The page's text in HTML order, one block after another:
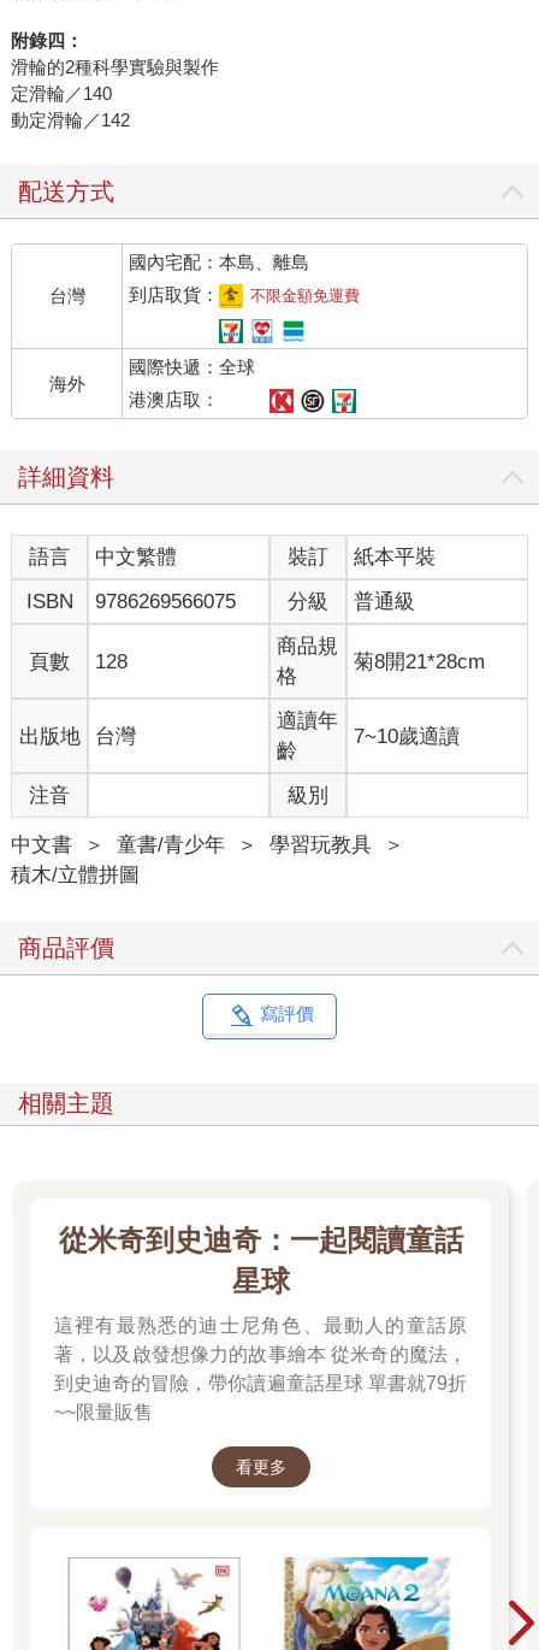
附錄四：
滑輪的2種科學實驗與製作
定滑輪／140
動定滑輪／142
配送方式
台灣
國內宅配：本島、離島
到店取貨：
不限金額免運費
海外
國際快遞：全球
港澳店取：
詳細資料
語言 中文繁體 裝訂
紙本平裝
ISBN
9786269566075 分級 普通級
頁數 128
商品規
格
菊8開21*28cm
出版地 台灣
適讀年
齡
7~10歲適讀
注音 級別
中文書 ＞ 童書/青少年 ＞ 學習玩教具
＞
積木/立體拼圖
商品評價
寫評價
相關主題
從米奇到史迪奇：一起閱讀童話
星球
這裡有最熟悉的迪士尼角色、最動人的童話原
著，以及啟發想像力的故事繪本 從米奇的魔法，
到史迪奇的冒險，帶你讀遍童話星球 單書就79折
~~限量販售
看更多